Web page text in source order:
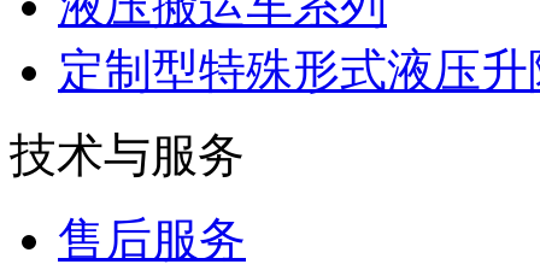
定制型特殊形式液压
技术与服务
售后服务